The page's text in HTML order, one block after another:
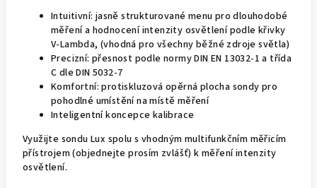
Intuitivní: jasně strukturované menu pro dlouhodobé
měření a hodnocení intenzity osvětlení podle křivky
V-Lambda, (vhodná pro všechny běžné zdroje světla)
Precizní: přesnost podle normy DIN EN 13032-1 a třída
C dle DIN 5032-7
Komfortní: protiskluzová opěrná plocha sondy pro
pohodlné umístění na místě měření
Inteligentní koncepce kalibrace
Využijte sondu Lux spolu s vhodným multifunkčním měřicím
přístrojem (objednejte prosím zvlášť) k měření intenzity
osvětlení.